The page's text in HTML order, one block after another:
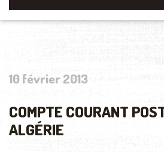
10 février 2013
COMPTE COURANT
ALGÉRIE